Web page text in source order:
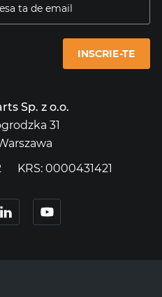
INSCRIE-TE
Sp. z o.o.
31
KRS: 0000431421